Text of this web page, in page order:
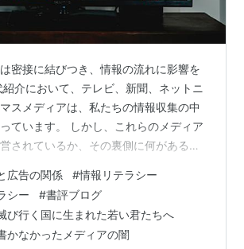
密接に結びつき、情報の流れに影響を
介において、テレビ、新聞、ネットニ
スメディアは、私たちの情報収集の中
ています。 しかし、これらのメディア
されているか、その裏側に何があるの
入源は広告であり、この関係が報道の
け取る情報に大きな影響を与えていま
商品の宣伝にとどまらず、視聴者や読
、時には社会の価値観や政治的な議論
広告の関係 #情報リテラシー
シー #書評ブログ
び行く国に生まれた若い君たちへ
かなかったメディアの闇